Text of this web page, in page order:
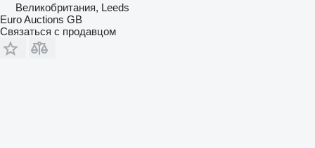
Великобритания, Leeds
Euro Auctions GB
Связаться с продавцом